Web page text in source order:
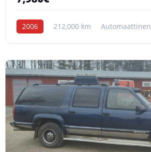
2006 212,000 km Automaattinen